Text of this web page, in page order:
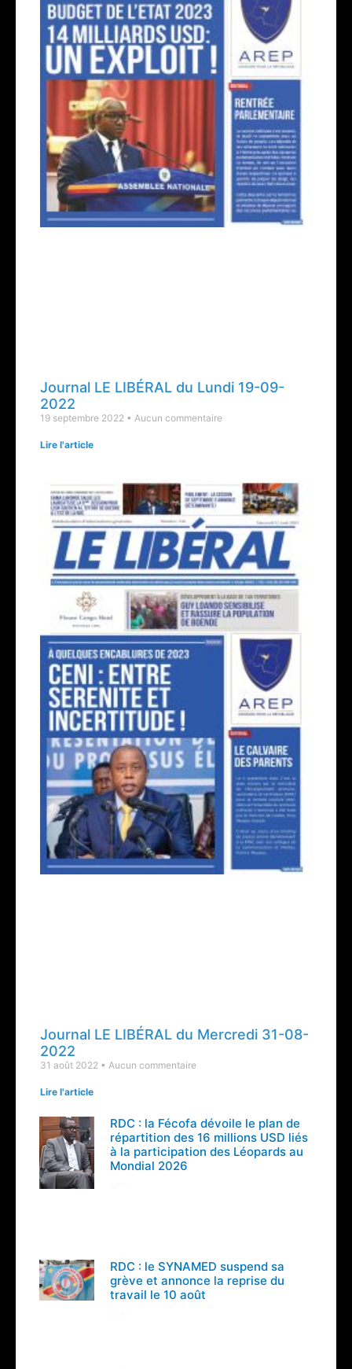
Journal LE LIBÉRAL du Lundi 19-09-
2022
19 septembre 2022 Aucun commentaire
Lire l'article
Journal LE LIBÉRAL du Mercredi 31-08-
2022
31 août 2022 Aucun commentaire
Lire l'article
RDC : la Fécofa dévoile le plan de
répartition des 16 millions USD liés
à la participation des Léopards au
Mondial 2026
RDC : le SYNAMED suspend sa
grève et annonce la reprise du
travail le 10 août